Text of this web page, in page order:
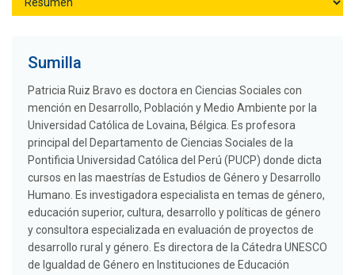
Sumilla
Patricia Ruiz Bravo es doctora en Ciencias Sociales con
mención en Desarrollo, Población y Medio Ambiente por la
Universidad Católica de Lovaina, Bélgica. Es profesora
principal del Departamento de Ciencias Sociales de la
Pontificia Universidad Católica del Perú (PUCP) donde dicta
cursos en las maestrías de Estudios de Género y Desarrollo
Humano. Es investigadora especialista en temas de género,
educación superior, cultura, desarrollo y políticas de género
y consultora especializada en evaluación de proyectos de
desarrollo rural y género. Es directora de la Cátedra UNESCO
de Igualdad de Género en Instituciones de Educación